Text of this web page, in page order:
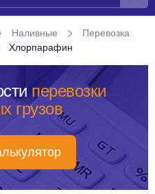
Наливные
Перевозка
Хлорпарафин
перевозки
грузов